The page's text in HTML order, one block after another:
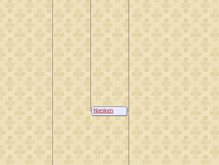
Niesken
Hendrickse